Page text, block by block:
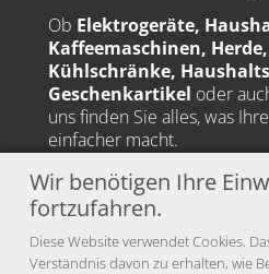
Ob Elektrogeräte,
Kaffeemaschinen,
Kühlschränke,
Geschenkartikel oder
uns finden Sie alles, was
einfacher macht.
🚚 Unser Liefergebiet:
Eberbach, Hirschhorn,
Wir benötigen Ihre
fortzufahren.
Diese Website verwendet Cookies.
Verständnis davon zu erhalten, wie